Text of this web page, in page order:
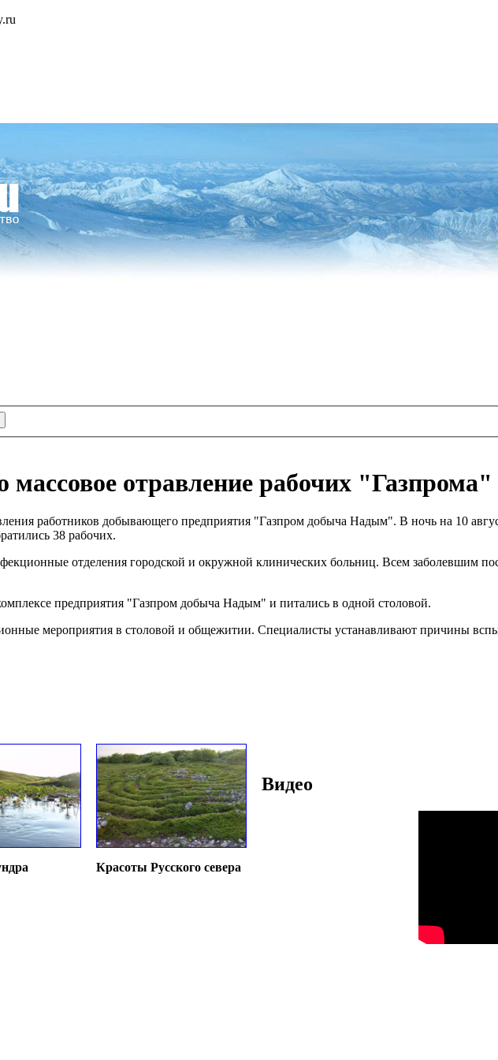
отравление рабочих "Газпрома"
работников добывающего предприятия "Газпром добыча Надым". В ночь на 10
38 рабочих.
отделения городской и окружной клинических больниц. Всем заболевшим
предприятия "Газпром добыча Надым" и питались в одной столовой.
мероприятия в столовой и общежитии. Специалисты устанавливают причины
Красоты Русского севера
Видео